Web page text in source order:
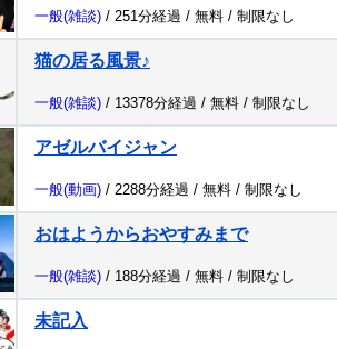
一般(雑談) / 251分経過 / 無料 / 制限なし
猫の居る風景♪
一般(雑談) / 13378分経過 / 無料 / 制限なし
アゼルバイジャン
一般(動画) / 2288分経過 / 無料 / 制限なし
おはようからおやすみまで
一般(雑談) / 188分経過 / 無料 / 制限なし
未記入